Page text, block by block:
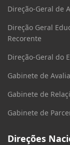
Direção-Geral de
Direção Geral
Recorente
Direção-Geral do
Gabinete de
Gabinete de
Gabinete de
Direções